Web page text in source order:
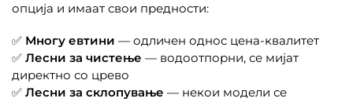
опција и имаат свои предности:
✅ Многу евтини — одличен однос цена-квалитет
✅ Лесни за чистење — водоотпорни, се мијат
директно со црево
✅ Лесни за склопување — некои модели се